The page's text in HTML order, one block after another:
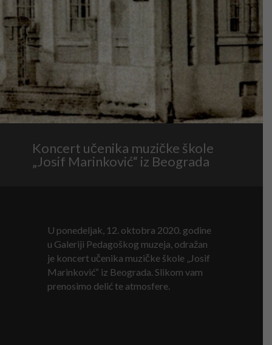
Koncert učenika muzičke škole
„Josif Marinković“ iz Beograda
U ponedeljak, 12. oktobra 2020. godine
u Galeriji Pedagoškog muzeja, odražan
je koncert učenika muzičke škole „Josif
Marinković“ iz Beograda. Slikom vam
prenosimo delić te atmosfere.